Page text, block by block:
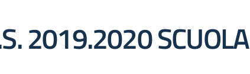
2019.2020 SCUOLA